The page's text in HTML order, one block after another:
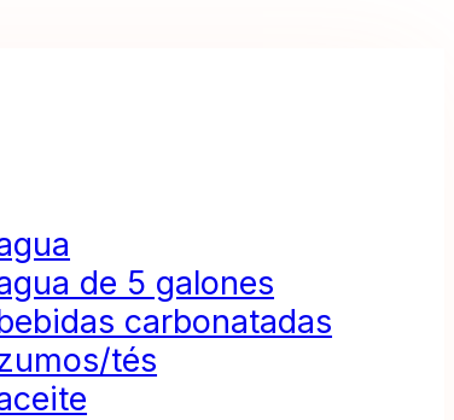
de 5 galones
carbonatadas
tés